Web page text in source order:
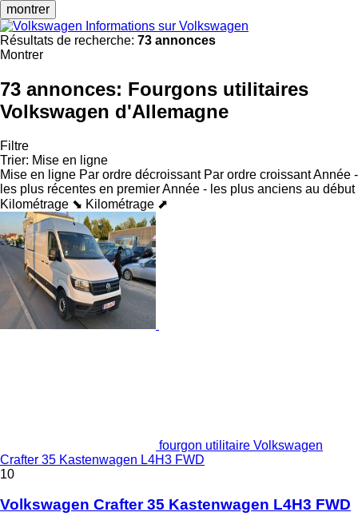
montrer
Informations sur Volkswagen
Résultats de recherche: 73 annonces
Montrer
73 annonces: Fourgons utilitaires
Volkswagen d'Allemagne
Filtre
Trier: Mise en ligne
Mise en ligne Par ordre décroissant Par ordre croissantAnnée -
les plus récentes en premierAnnée - les plus anciens au début
Kilométrage ⬊ Kilométrage ⬈
fourgon utilitaire Volkswagen
Crafter 35 Kastenwagen L4H3 FWD
10
Volkswagen Crafter 35 Kastenwagen L4H3 FWD